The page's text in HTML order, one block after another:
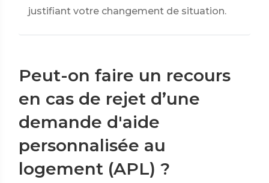
justifiant votre changement de situation.
Peut-on faire un recours
en cas de rejet d’une
demande d'aide
personnalisée au
logement (APL) ?